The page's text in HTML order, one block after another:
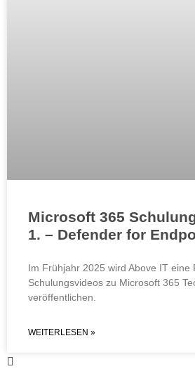
Microsoft 365
1. – Defender for
Im Frühjahr 2025 wird Above IT eine
Schulungsvideos zu Microsoft 365
veröffentlichen.
WEITERLESEN »